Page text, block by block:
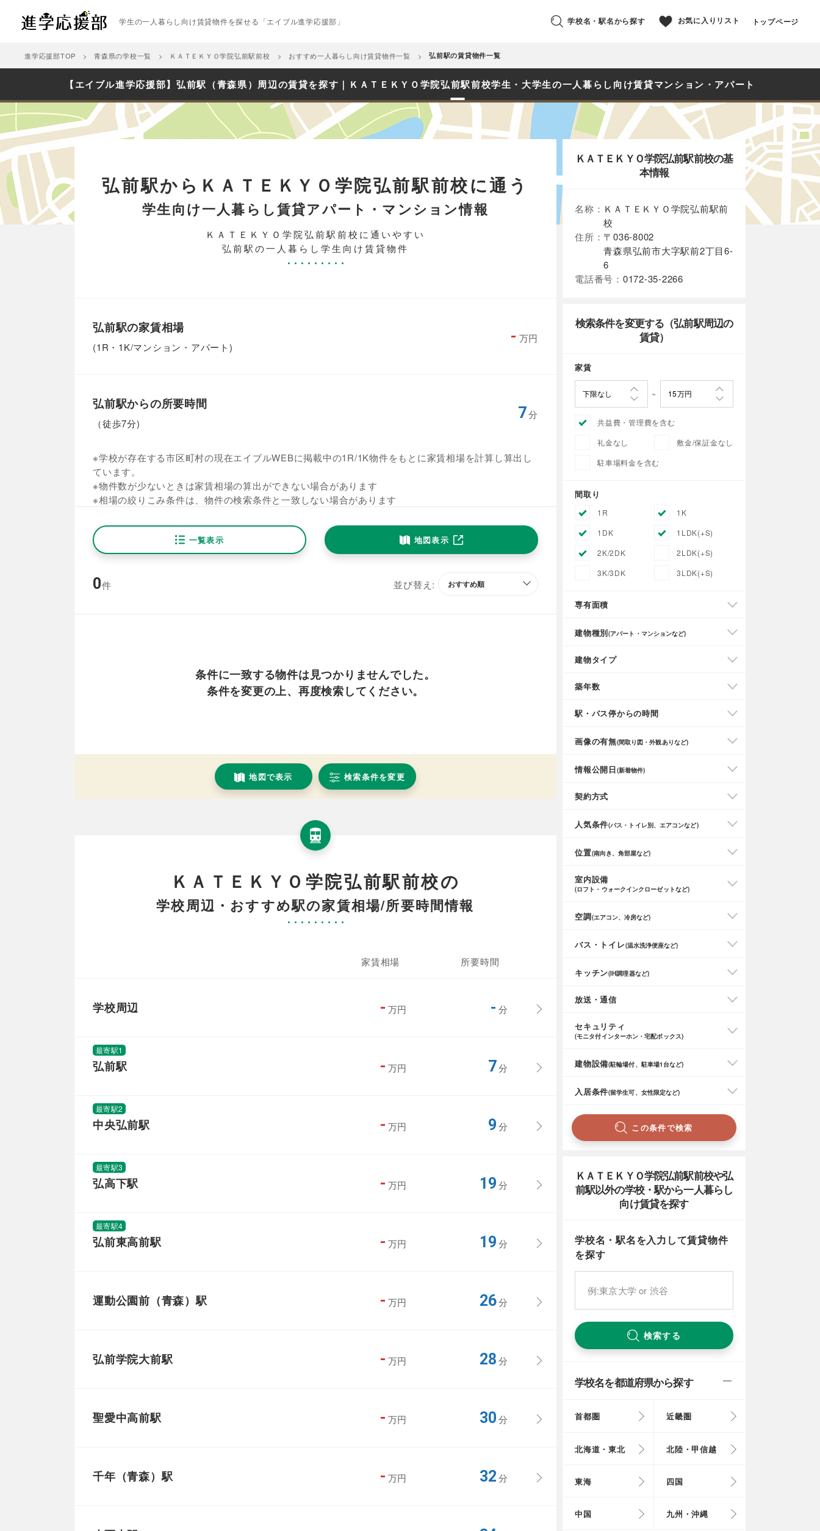
学生の一人暮らし向け賃貸物件を探せる「エイブル進学応援部」 学校名・駅名から探す お気に入りリスト トップページ
進学応援部TOP 青森県の学校一覧 ＫＡＴＥＫＹＯ学院弘前駅前校 おすすめ一人暮らし向け賃貸物件一覧 弘前駅の賃貸物件一覧
【エイブル進学応援部】弘前駅（青森県）周辺の賃貸を探す｜ＫＡＴＥＫＹＯ学院弘前駅前校学生・大学生の一人暮らし向け賃貸マンション・アパート
弘前駅からＫＡＴＥＫＹＯ学院弘前駅前校に通う
学生向け一人暮らし賃貸アパート・マンション情報
ＫＡＴＥＫＹＯ学院弘前駅前校に通いやすい
弘前駅の一人暮らし学生向け賃貸物件
弘前駅の家賃相場
(1R・1K/マンション・アパート)
- 万円
弘前駅からの所要時間
（徒歩7分)
7分
※学校が存在する市区町村の現在エイブルWEBに掲載中の1R/1K物件をもとに家賃相場を計算し算出し
ています。
※物件数が少ないときは家賃相場の算出ができない場合があります
※相場の絞りこみ条件は、物件の検索条件と一致しない場合があります
一覧表示 地図表示
0件 並び替え:
条件に一致する物件は見つかりませんでした。
条件を変更の上、再度検索してください。
地図で表示 検索条件を変更
ＫＡＴＥＫＹＯ学院弘前駅前校の
学校周辺・おすすめ駅の家賃相場/所要時間情報
家賃相場 所要時間
学校周辺 - 万円 - 分
最寄駅1
弘前駅 - 万円 7分
最寄駅2
中央弘前駅 - 万円 9分
最寄駅3
弘高下駅 - 万円 19分
最寄駅4
弘前東高前駅 - 万円 19分
運動公園前（青森）駅 - 万円 26分
弘前学院大前駅 - 万円 28分
聖愛中高前駅 - 万円 30分
千年（青森）駅 - 万円 32分
ＫＡＴＥＫＹＯ学院弘前駅前校の基
本情報
名称： ＫＡＴＥＫＹＯ学院弘前駅前
校
住所： 〒036-8002
青森県弘前市大字駅前2丁目6-
6
電話番号： 0172-35-2266
検索条件を変更する（弘前駅周辺の
賃貸）
家賃
共益費・管理費を含む
礼金なし
敷金/保証金なし
駐車場料金を含む
間取り
1R
1K
1DK
1LDK(+S)
2K/2DK
2LDK(+S)
3K/3DK
3LDK(+S)
専有面積
建物種別(アパート・マンションなど)
建物タイプ
築年数
駅・バス停からの時間
画像の有無(間取り図・外観ありなど)
情報公開日(新着物件)
契約方式
人気条件(バス・トイレ別、エアコンなど)
位置(南向き、角部屋など)
室内設備
(ロフト・ウォークインクローゼットなど)
空調(エアコン、冷房など)
バス・トイレ(温水洗浄便座など)
キッチン(IH調理器など)
放送・通信
セキュリティ
(モニタ付インターホン・宅配ボックス)
建物設備(駐輪場付、駐車場1台など)
入居条件(留学生可、女性限定など)
この条件で検索
ＫＡＴＥＫＹＯ学院弘前駅前校や弘
前駅以外の学校・駅から一人暮らし
向け賃貸を探す
学校名・駅名を入力して賃貸物件
を探す
検索する
学校名を都道府県から探す
首都圏 近畿圏
北海道・東北 北陸・甲信越
東海 四国
中国 九州・沖縄